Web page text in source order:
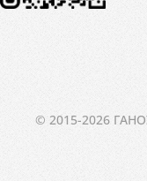
© 2015-2026